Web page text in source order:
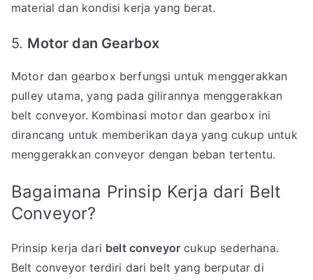
material dan kondisi kerja yang berat.
5. Motor dan Gearbox
Motor dan gearbox berfungsi untuk menggerakkan
pulley utama, yang pada gilirannya menggerakkan
belt conveyor. Kombinasi motor dan gearbox ini
dirancang untuk memberikan daya yang cukup untuk
menggerakkan conveyor dengan beban tertentu.
Bagaimana Prinsip Kerja dari Belt
Conveyor?
Prinsip kerja dari belt conveyor cukup sederhana.
Belt conveyor terdiri dari belt yang berputar di